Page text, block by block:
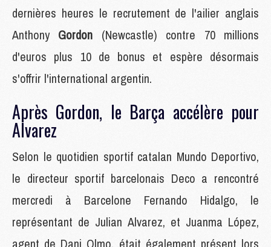
dernières heures le recrutement de l'ailier anglais
Anthony Gordon (Newcastle) contre 70 millions
d'euros plus 10 de bonus et espère désormais
s'offrir l'international argentin.
Après Gordon, le Barça accélère pour
Alvarez
Selon le quotidien sportif catalan Mundo Deportivo,
le directeur sportif barcelonais Deco a rencontré
mercredi à Barcelone Fernando Hidalgo, le
représentant de Julian Alvarez, et Juanma López,
agent de Dani Olmo, était également présent lors